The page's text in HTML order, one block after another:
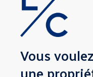
Vous
une